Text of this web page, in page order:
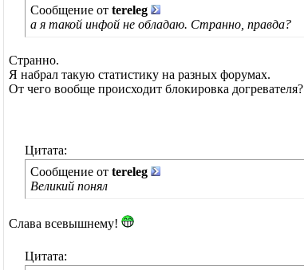
Сообщение от tereleg
а я такой инфой не обладаю. Странно, правда?
Странно.
Я набрал такую статистику на разных форумах.
От чего вообще происходит блокировка догревателя?
Цитата:
Сообщение от tereleg
Великий понял
Слава всевышнему!
Цитата: